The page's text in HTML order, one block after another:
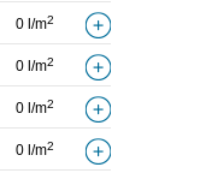
0 l/m2
0 l/m2
0 l/m2
0 l/m2